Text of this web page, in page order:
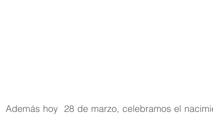
Además hoy  28 de marzo, celebramos el